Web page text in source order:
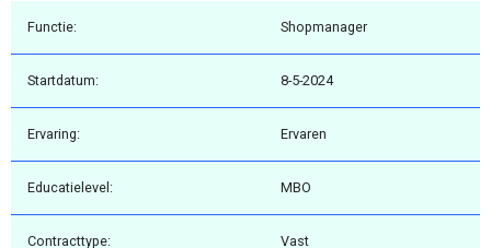
Functie: Shopmanager
Startdatum: 8-5-2024
Ervaring: Ervaren
Educatielevel: MBO
Contracttype: Vast